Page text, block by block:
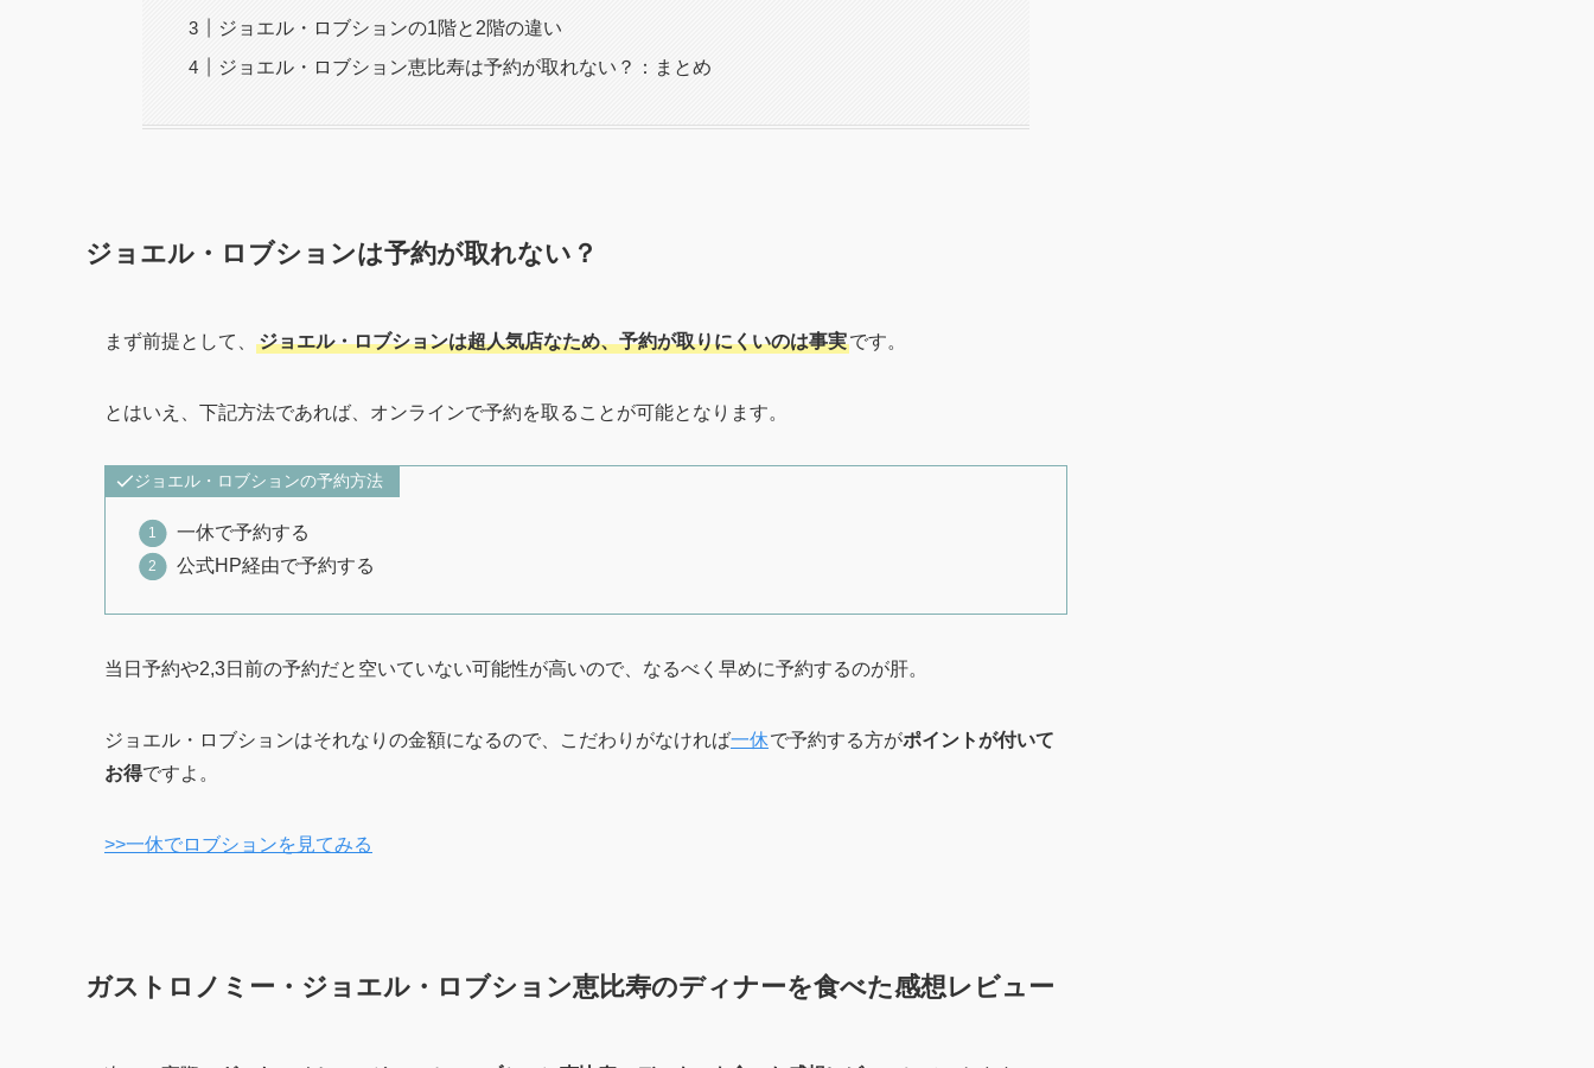
ジョエル・ロブションの1階と2階の違い
ジョエル・ロブション恵比寿は予約が取れない？：まとめ
ジョエル・ロブションは予約が取れない？
まず前提として、 ジョエル・ロブションは超人気店なため、予約が取りにくいのは事実です。
とはいえ、下記方法であれば、オンラインで予約を取ることが可能となります。
ジョエル・ロブションの予約方法
一休で予約する
公式HP経由で予約する
当日予約や2,3日前の予約だと空いていない可能性が高いので、なるべく早めに予約するのが肝。
ジョエル・ロブションはそれなりの金額になるので、こだわりがなければ一休で予約する方がポイントが付いて
お得ですよ。
>>一休でロブションを見てみる
ガストロノミー・ジョエル・ロブション恵比寿のディナーを食べた感想レビュー